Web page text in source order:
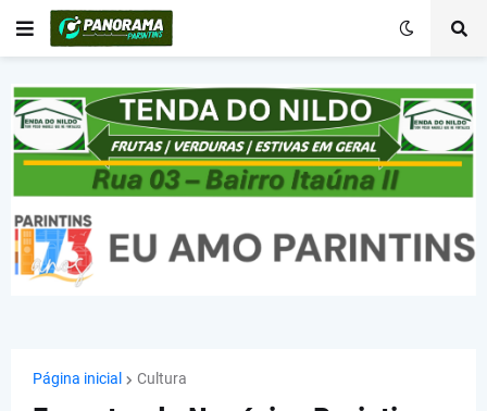
Página inicial Cultura